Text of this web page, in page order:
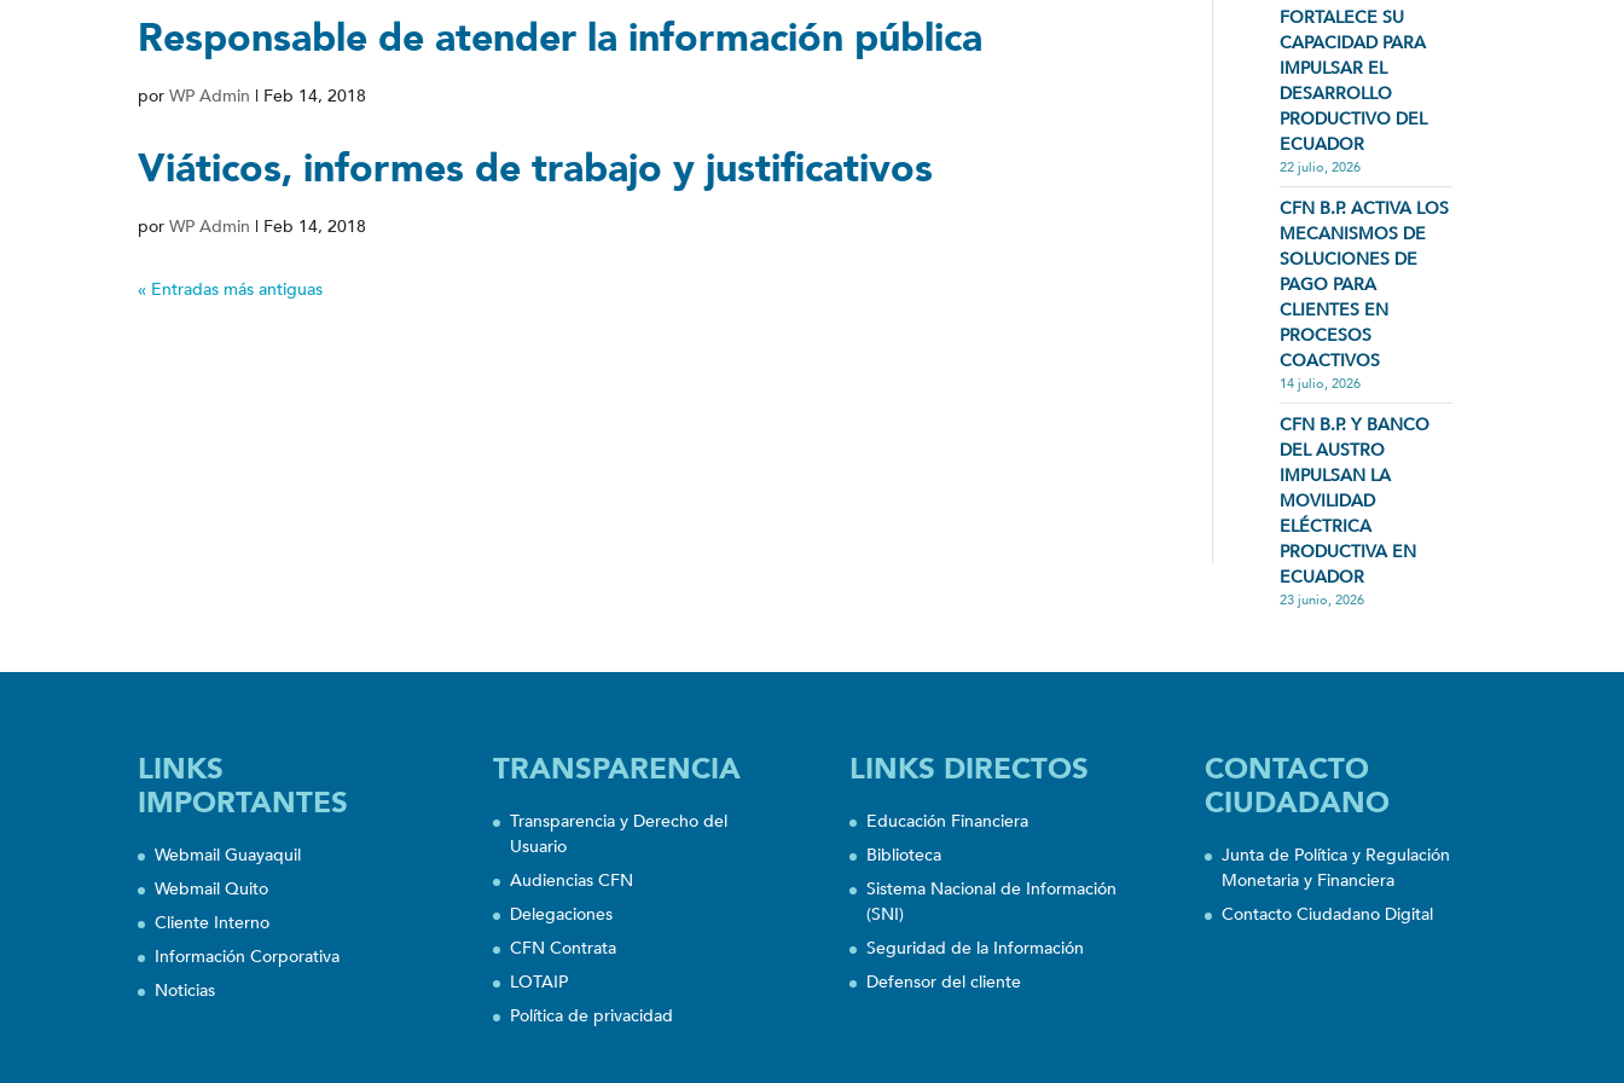
Responsable de atender la información pública
por WP Admin | Feb 14, 2018
Viáticos, informes de trabajo y justificativos
por WP Admin | Feb 14, 2018
« Entradas más antiguas
FORTALECE SU
CAPACIDAD PARA
IMPULSAR EL
DESARROLLO
PRODUCTIVO DEL
ECUADOR
22 julio, 2026
CFN B.P. ACTIVA LOS
MECANISMOS DE
SOLUCIONES DE
PAGO PARA
CLIENTES EN
PROCESOS
COACTIVOS
14 julio, 2026
CFN B.P. Y BANCO
DEL AUSTRO
IMPULSAN LA
MOVILIDAD
ELÉCTRICA
PRODUCTIVA EN
ECUADOR
23 junio, 2026
LINKS
IMPORTANTES
Webmail Guayaquil
Webmail Quito
Cliente Interno
Información Corporativa
Noticias
TRANSPARENCIA
Transparencia y Derecho del
Usuario
Audiencias CFN
Delegaciones
CFN Contrata
LOTAIP
Política de privacidad
LINKS DIRECTOS
Educación Financiera
Biblioteca
Sistema Nacional de Información
(SNI)
Seguridad de la Información
Defensor del cliente
CONTACTO
CIUDADANO
Junta de Política y Regulación
Monetaria y Financiera
Contacto Ciudadano Digital